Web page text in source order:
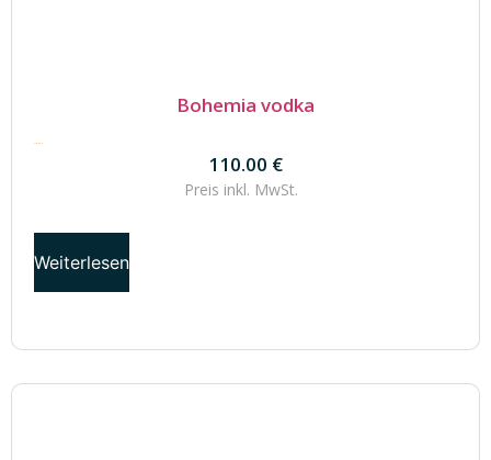
Bohemia vodka
110.00 €
110.00 €
Preis inkl. MwSt.
Weiterlesen